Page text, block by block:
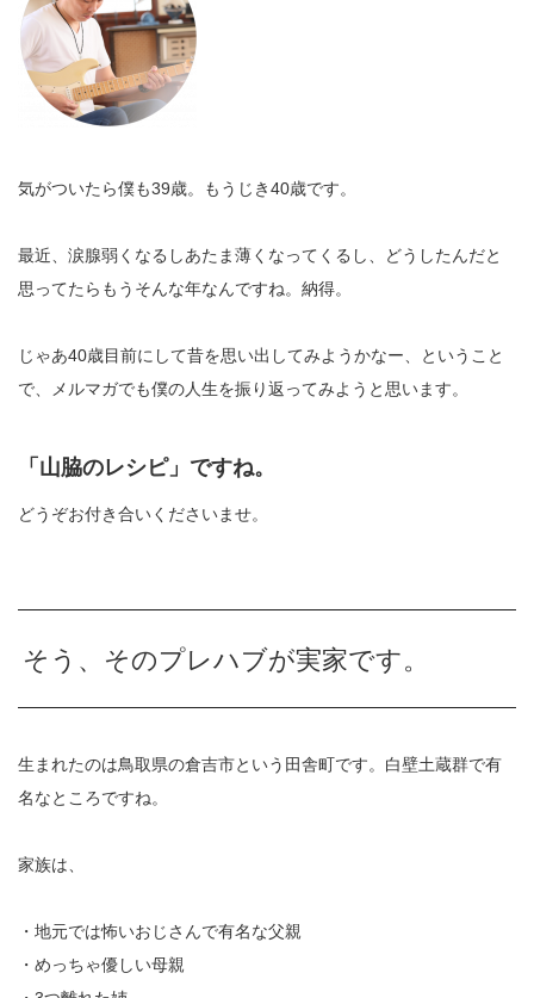
気がついたら僕も39歳。もうじき40歳です。
最近、涙腺弱くなるしあたま薄くなってくるし、どうしたんだと
思ってたらもうそんな年なんですね。納得。
じゃあ40歳目前にして昔を思い出してみようかなー、ということ
で、メルマガでも僕の人生を振り返ってみようと思います。
「山脇のレシピ」ですね。
どうぞお付き合いくださいませ。
そう、そのプレハブが実家です。
生まれたのは鳥取県の倉吉市という田舎町です。白壁土蔵群で有
名なところですね。
家族は、
・地元では怖いおじさんで有名な父親
・めっちゃ優しい母親